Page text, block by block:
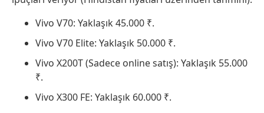
Vivo V70: Yaklaşık 45.000 ₹.
Vivo V70 Elite: Yaklaşık 50.000 ₹.
Vivo X200T (Sadece online satış): Yaklaşık 55.000
₹.
Vivo X300 FE: Yaklaşık 60.000 ₹.